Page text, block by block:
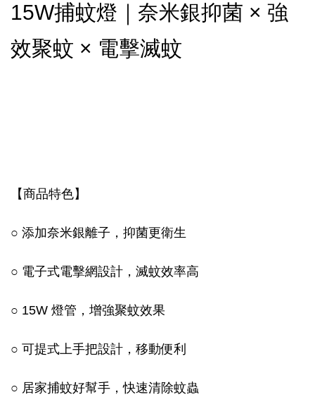
15W捕蚊燈｜奈米銀抑菌 × 強
效聚蚊 × 電擊滅蚊
【商品特色】
○ 添加奈米銀離子，抑菌更衛生
○ 電子式電擊網設計，滅蚊效率高
○ 15W 燈管，增強聚蚊效果
○ 可提式上手把設計，移動便利
○ 居家捕蚊好幫手，快速清除蚊蟲